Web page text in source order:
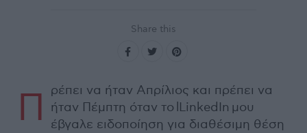
Share this
Π
ρέπει να ήταν Απρίλιος και πρέπει να
ήταν Πέμπτη όταν το lLinkedIn μου
έβγαλε ειδοποίηση για διαθέσιμη θέση